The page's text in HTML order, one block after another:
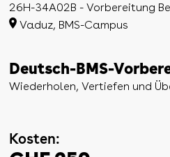
26H-34A02B - Vorbereitung
Vaduz, BMS-Campus
Deutsch-BMS-
Wiederholen, Vertiefen und
Kosten: